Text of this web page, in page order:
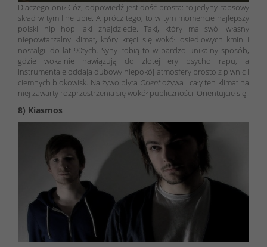
Dlaczego oni? Cóż, odpowiedź jest dość prosta: to jedyny rapsowy
skład w tym line upie. A prócz tego, to w tym momencie najlepszy
polski hip hop jaki znajdziecie. Taki, który ma swój własny
niepowtarzalny klimat, który kręci się wokół osiedlowych kmin i
nostalgii do lat 90tych. Syny robią to w bardzo unikalny sposób,
gdzie wokalnie nawiązują do złotej ery psycho rapu, a
instrumentale oddają dubowy niepokój atmosfery prosto z piwnic i
ciemnych blokowisk. Na żywo płyta Orientożywa i cały ten klimat na
niej zawarty rozprzestrzenia się wokół publiczności. Orientujcie się!
8) Kiasmos